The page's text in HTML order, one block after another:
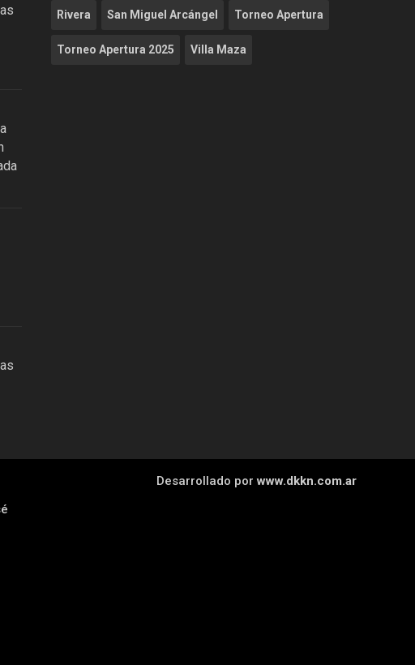
Rivera San Miguel Arcángel Torneo Apertura
Torneo Apertura 2025 Villa Maza
Desarrollado porwww.dkkn.com.ar